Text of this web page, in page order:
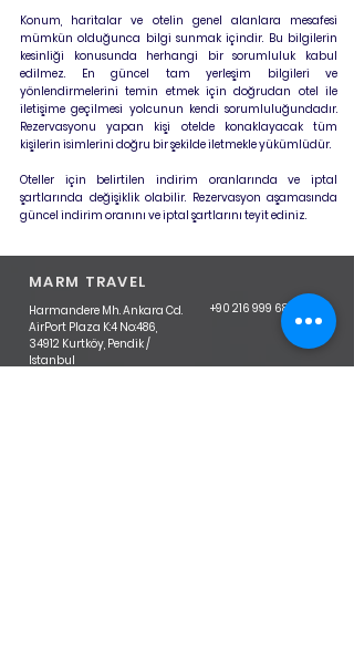
Konum, haritalar ve otelin genel alanlara mesafesi
mümkün olduğunca bilgi sunmak içindir. Bu bilgilerin
kesinliği konusunda herhangi bir sorumluluk kabul
edilmez. En güncel tam yerleşim bilgileri ve
yönlendirmelerini temin etmek için doğrudan otel ile
iletişime geçilmesi yolcunun kendi sorumluluğundadır.
Rezervasyonu yapan kişi otelde konaklayacak tüm
kişilerin isimlerini doğru bir şekilde iletmekle yükümlüdür.
Oteller için belirtilen indirim oranlarında ve iptal
şartlarında değişiklik olabilir. Rezervasyon aşamasında
güncel indirim oranını ve iptal şartlarını teyit ediniz.
MARM TRAVEL
Harmandere Mh. Ankara Cd.
AirPort Plaza K:4 No:486,
34912 Kurtköy, Pendik /
Istanbul
+90 216 999 68 21